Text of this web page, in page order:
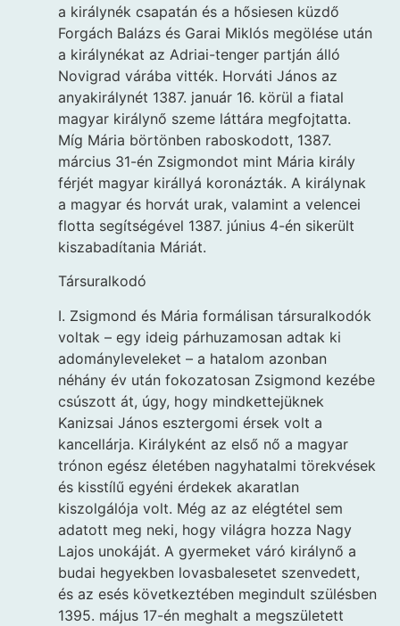
a királynék csapatán és a hősiesen küzdő
Forgách Balázs és Garai Miklós megölése után
a királynékat az Adriai-tenger partján álló
Novigrad várába vitték. Horváti János az
anyakirálynét 1387. január 16. körül a fiatal
magyar királynő szeme láttára megfojtatta.
Míg Mária börtönben raboskodott, 1387.
március 31-én Zsigmondot mint Mária király
férjét magyar királlyá koronázták. A királynak
a magyar és horvát urak, valamint a velencei
flotta segítségével 1387. június 4-én sikerült
kiszabadítania Máriát.
Társuralkodó
I. Zsigmond és Mária formálisan társuralkodók
voltak – egy ideig párhuzamosan adtak ki
adományleveleket – a hatalom azonban
néhány év után fokozatosan Zsigmond kezébe
csúszott át, úgy, hogy mindkettejüknek
Kanizsai János esztergomi érsek volt a
kancellárja. Királyként az első nő a magyar
trónon egész életében nagyhatalmi törekvések
és kisstílű egyéni érdekek akaratlan
kiszolgálója volt. Még az az elégtétel sem
adatott meg neki, hogy világra hozza Nagy
Lajos unokáját. A gyermeket váró királynő a
budai hegyekben lovasbalesetet szenvedett,
és az esés következtében megindult szülésben
1395. május 17-én meghalt a megszületett